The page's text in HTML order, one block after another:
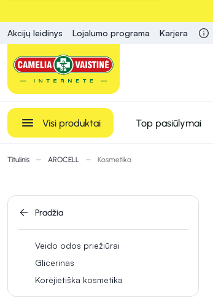
Akcijų leidinys Lojalumo programa Karjera
Visi produktai Top pasiūlymai
Titulinis AROCELL Kosmetika
Pradžia
Veido odos priežiūrai
Glicerinas
Korėjietiška kosmetika